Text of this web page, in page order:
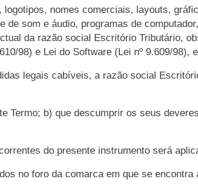
nomes comerciais, layouts,
som e áudio, programas de
da razão social Escritório Tributário,
98) e Lei do Software (Lei nº 9.609/98),
legais cabíveis, a razão social
Termo; b) que descumprir os seus
do presente instrumento será
no foro da comarca em que se encontra